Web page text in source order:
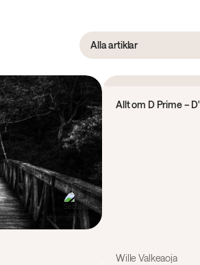
Alla artiklar
Allt om D Prime – D'
Wille Valkeaoja